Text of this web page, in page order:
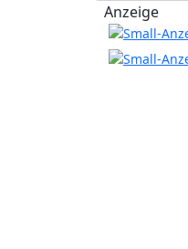
Anzeige